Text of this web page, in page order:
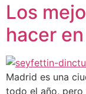
Los
hacer
Madrid es una
todo el año, pero